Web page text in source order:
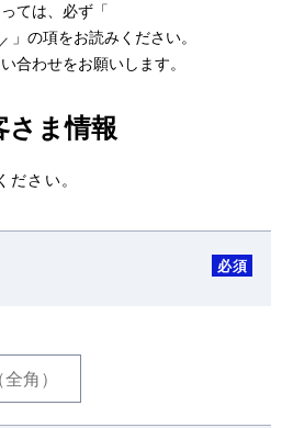
ては、必ず「
」の項をお読みください。
合わせをお願いします。
さま情報
ださい。
必須